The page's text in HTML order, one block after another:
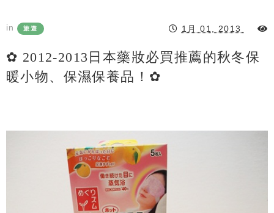
in 旅遊 1月 01, 2013
✿ 2012-2013日本藥妝必買推薦的秋冬保
暖小物、保濕保養品！✿